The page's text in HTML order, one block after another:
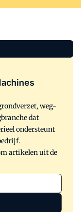
weg-
dat
ondersteunt
artikelen uit de